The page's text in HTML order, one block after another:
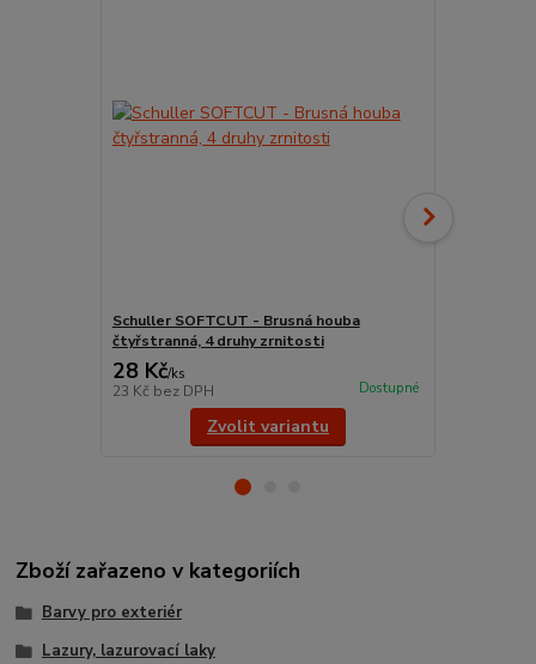
Schuller SOFTCUT - Brusná houba
čtyřstranná, 4 druhy zrnitosti
28 Kč/ks
23 Kč bez DPH Dostupné
Zvolit variantu
Zboží zařazeno v kategoriích
Barvy pro exteriér
Lazury, lazurovací laky